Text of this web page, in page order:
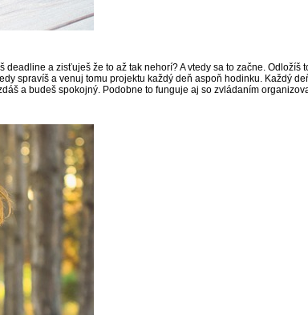
a zisťuješ že to až tak nehorí? A vtedy sa to začne.
spravíš a venuj tomu projektu každý deň aspoň hodinku. Každý
a budeš spokojný. Podobne to funguje aj so zvládaním